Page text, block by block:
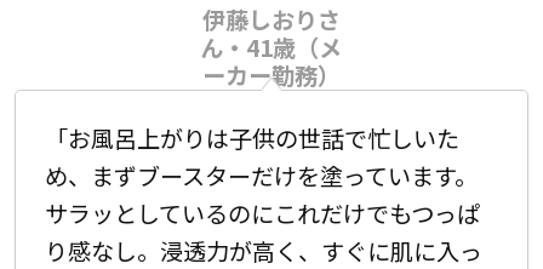
伊藤しおりさ
ん・41歳（メ
ーカー勤務）
「お風呂上がりは子供の世話で忙しいた
め、まずブースターだけを塗っています。
サラッとしているのにこれだけでもつっぱ
り感なし。浸透力が高く、すぐに肌に入っ